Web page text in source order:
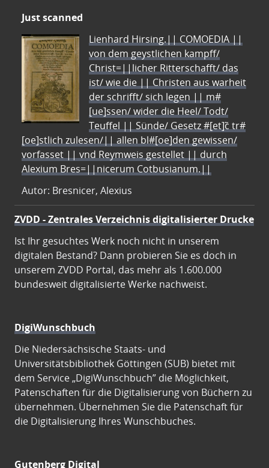
Just scanned
Lienhard Hirsing.|| COMOEDIA ||
von dem geystlichen kampff/
Christ=||licher Ritterschafft/ das
ist/ wie die || Christen aus warheit
der schrifft/ sich legen || m#
[ue]ssen/ wider die Heel/ Todt/
Teuffel || Sünde/ Gesetz #[et]c̃ tr#
[oe]stlich zulesen/|| allen bl#[oe]den gewissen/
vorfasset || vnd Reymweis gestellet || durch
Alexium Bres=||nicerum Cotbusianum.||
Autor: Bresnicer, Alexius
ZVDD - Zentrales Verzeichnis digitalisierter Drucke
Ist Ihr gesuchtes Werk noch nicht in unserem
digitalen Bestand? Dann probieren Sie es doch in
unserem ZVDD Portal, das mehr als 1.600.000
bundesweit digitalisierte Werke nachweist.
DigiWunschbuch
Die Niedersächsische Staats- und
Universitätsbibliothek Göttingen (SUB) bietet mit
dem Service „DigiWunschbuch” die Möglichkeit,
Patenschaften für die Digitalisierung von Büchern zu
übernehmen. Übernehmen Sie die Patenschaft für
die Digitalisierung Ihres Wunschbuches.
Gutenberg Digital